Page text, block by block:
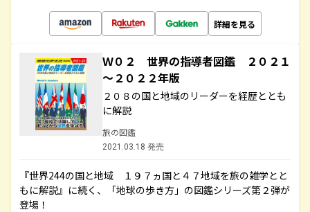
詳細を見る
Ｗ０２ 世界の指導者図鑑 ２０２１
～２０２２年版
２０８の国と地域のリーダーを経歴ととも
に解説
旅の図鑑
2021.03.18 発売
『世界244の国と地域 １９７ヵ国と４７地域を旅の雑学とと
もに解説』に続く、「地球の歩き方」の図鑑シリーズ第２弾が
登場！